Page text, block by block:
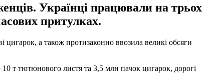
Українці працювали на трьох
притулках.
цигарок, а також протизаконно ввозила великі обсяги
10 т тютюнового листя та 3,5 млн пачок цигарок, дорогі